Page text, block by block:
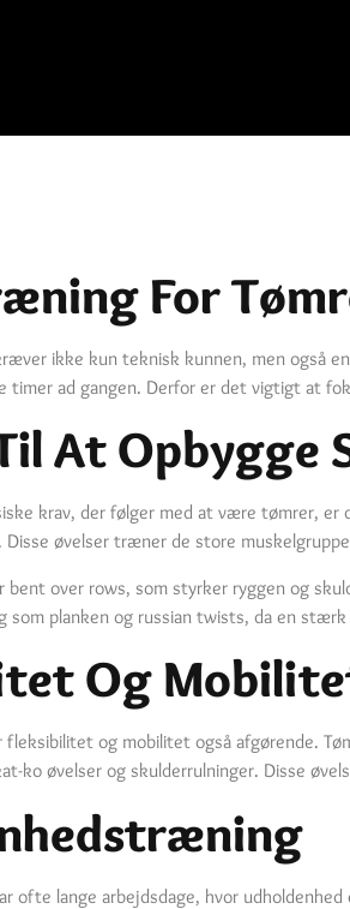
For
ikke kun teknisk kunnen, men også
timer ad gangen. Derfor er det vigtigt at
At Opbygge
krav, der følger med at være tømrer,
øvelser træner de store
bent over rows, som styrker ryggen og
som planken og russian twists, da en
Og
og mobilitet også afgørende.
ko øvelser og skulderrulninger. Disse
ofte lange arbejdsdage, hvor